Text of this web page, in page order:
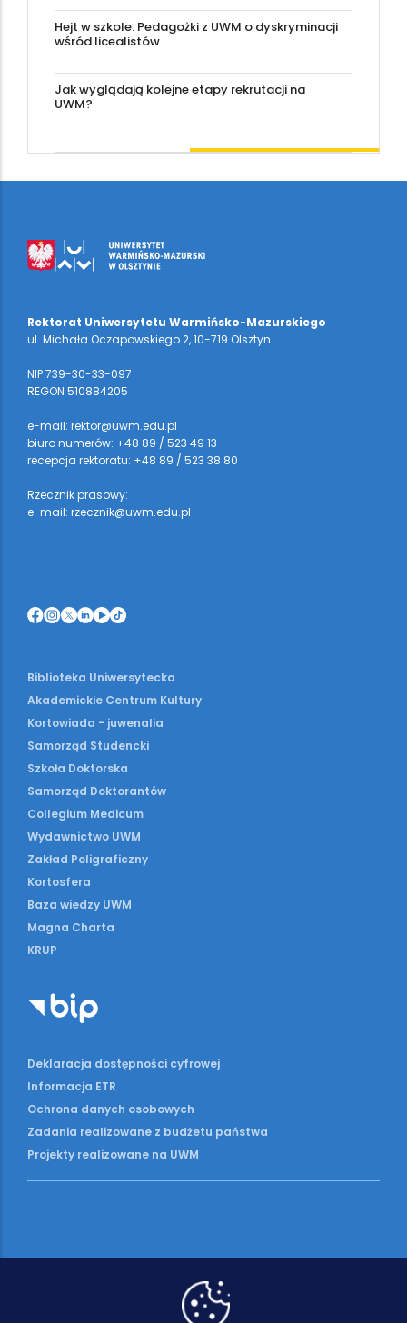
Hejt w szkole. Pedagożki z UWM o dyskryminacji
wśród licealistów
Jak wyglądają kolejne etapy rekrutacji na
UWM?
Rektorat Uniwersytetu Warmińsko-Mazurskiego
ul. Michała Oczapowskiego 2, 10-719 Olsztyn
NIP 739-30-33-097
REGON 510884205
e-mail: rektor@uwm.edu.pl
biuro numerów: +48 89 / 523 49 13
recepcja rektoratu: +48 89 / 523 38 80
Rzecznik prasowy:
e-mail: rzecznik@uwm.edu.pl
Biblioteka Uniwersytecka
Akademickie Centrum Kultury
Kortowiada - juwenalia
Samorząd Studencki
Szkoła Doktorska
Samorząd Doktorantów
Collegium Medicum
Wydawnictwo UWM
Zakład Poligraficzny
Kortosfera
Baza wiedzy UWM
Magna Charta
KRUP
Deklaracja dostępności cyfrowej
Informacja ETR
Ochrona danych osobowych
Zadania realizowane z budżetu państwa
Projekty realizowane na UWM